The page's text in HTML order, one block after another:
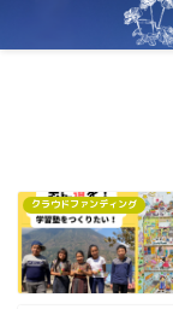
クラウドファンディング